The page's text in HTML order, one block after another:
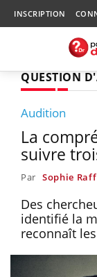
INSCRIPTION
QUESTION
Audition
La
suivre
Par Sophie
Des
identifié la
reconnaît